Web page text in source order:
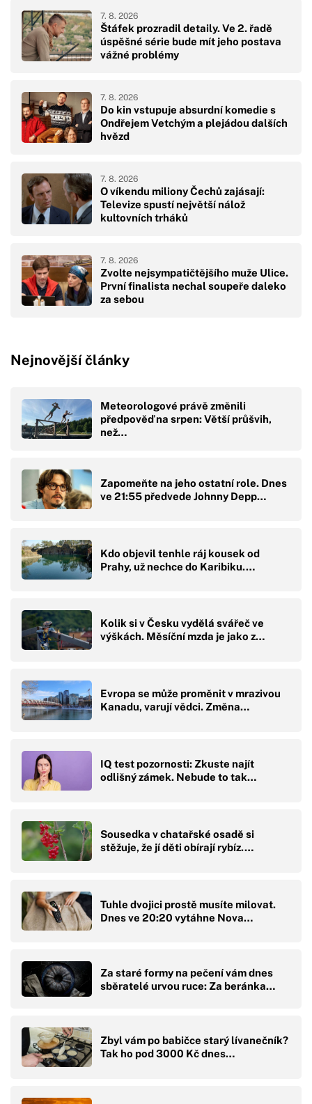
Štáfek prozradil detaily. Ve 2. řadě
úspěšné série bude mít jeho postava
vážné problémy
7. 8. 2026
Do kin vstupuje absurdní komedie s
Ondřejem Vetchým a plejádou dalších
hvězd
7. 8. 2026
O víkendu miliony Čechů zajásají:
Televize spustí největší nálož
kultovních trháků
7. 8. 2026
Zvolte nejsympatičtějšího muže Ulice.
První finalista nechal soupeře daleko
za sebou
7. 8. 2026
Nejnovější články
Meteorologové právě změnili
předpověď na srpen: Větší průšvih,
než…
Zapomeňte na jeho ostatní role. Dnes
ve 21:55 předvede Johnny Depp…
Kdo objevil tenhle ráj kousek od
Prahy, už nechce do Karibiku.…
Kolik si v Česku vydělá svářeč ve
výškách. Měsíční mzda je jako z…
Evropa se může proměnit v mrazivou
Kanadu, varují vědci. Změna…
IQ test pozornosti: Zkuste najít
odlišný zámek. Nebude to tak…
Sousedka v chatařské osadě si
stěžuje, že jí děti obírají rybíz.…
Tuhle dvojici prostě musíte milovat.
Dnes ve 20:20 vytáhne Nova…
Za staré formy na pečení vám dnes
sběratelé urvou ruce: Za beránka…
Zbyl vám po babičce starý lívanečník?
Tak ho pod 3000 Kč dnes…